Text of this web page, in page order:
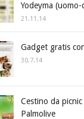
Yodeyma
21.11.14
Gadget gratis
30.7.14
Cestino da
Palmolive